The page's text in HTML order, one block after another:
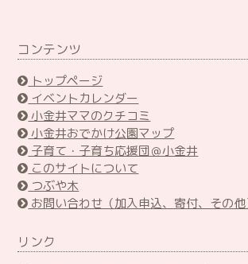
コンテンツ
トップページ
イベントカレンダー
小金井ママのクチコミ
小金井おでかけ公園マップ
子育て・子育ち応援団＠小金井
このサイトについて
つぶや木
お問い合わせ（加入申込、寄付、その他
リンク